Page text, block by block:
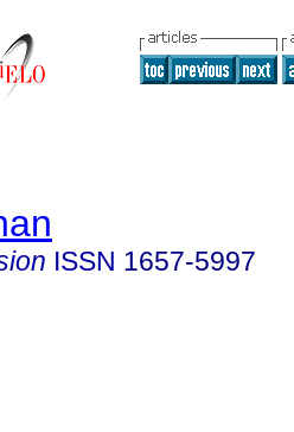
ISSN 1657-5997